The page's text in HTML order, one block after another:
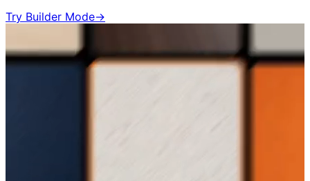
Try Builder Mode→